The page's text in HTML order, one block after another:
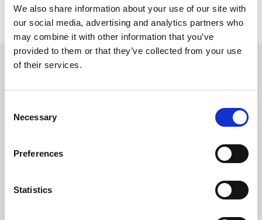
We also share information about your use of our site with
our social media, advertising and analytics partners who
may combine it with other information that you’ve
provided to them or that they’ve collected from your use
of their services.
Selection
Necessary
Preferences
Statistics
Voltar
OUTRAS